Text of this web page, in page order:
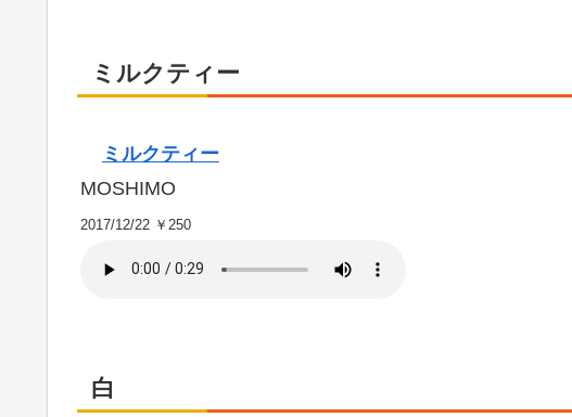
ミルクティー
ミルクティー
MOSHIMO
2017/12/22 ￥250
白